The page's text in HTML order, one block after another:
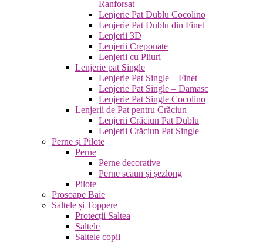
Ranforsat
Lenjerie Pat Dublu Cocolino
Lenjerie Pat Dublu din Finet
Lenjerii 3D
Lenjerii Creponate
Lenjerii cu Pliuri
Lenjerie pat Single
Lenjerie Pat Single – Finet
Lenjerie Pat Single – Damasc
Lenjerie Pat Single Cocolino
Lenjerii de Pat pentru Crăciun
Lenjerii Crăciun Pat Dublu
Lenjerii Crăciun Pat Single
Perne și Pilote
Perne
Perne decorative
Perne scaun și șezlong
Pilote
Prosoape Baie
Saltele și Toppere
Protecții Saltea
Saltele
Saltele copii